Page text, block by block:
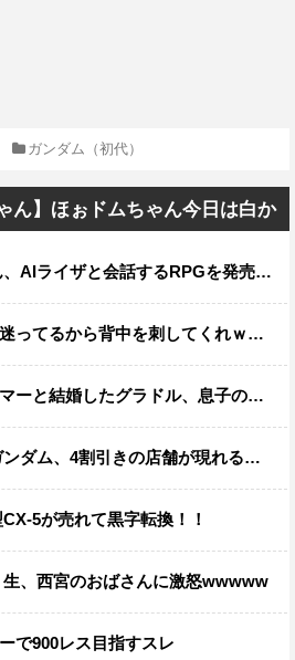
ガンダム（初代）
ん】ほぉドムちゃん今日は白か
と会話するRPGを発売ｗｗｗｗｗｗｗｗｗｗｗｗ
てるから背中を刺してくれｗｗｗ
ドル、息子の「自閉スペクトラム症」診断にショックで泣く
割引きの店舗が現れる…安いけど置く場所が…
5が売れて黒字転換！！
、西宮のおばさんに激怒wwwww
で900レス目指すスレ